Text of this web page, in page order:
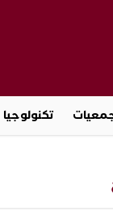
تكنولوجيا